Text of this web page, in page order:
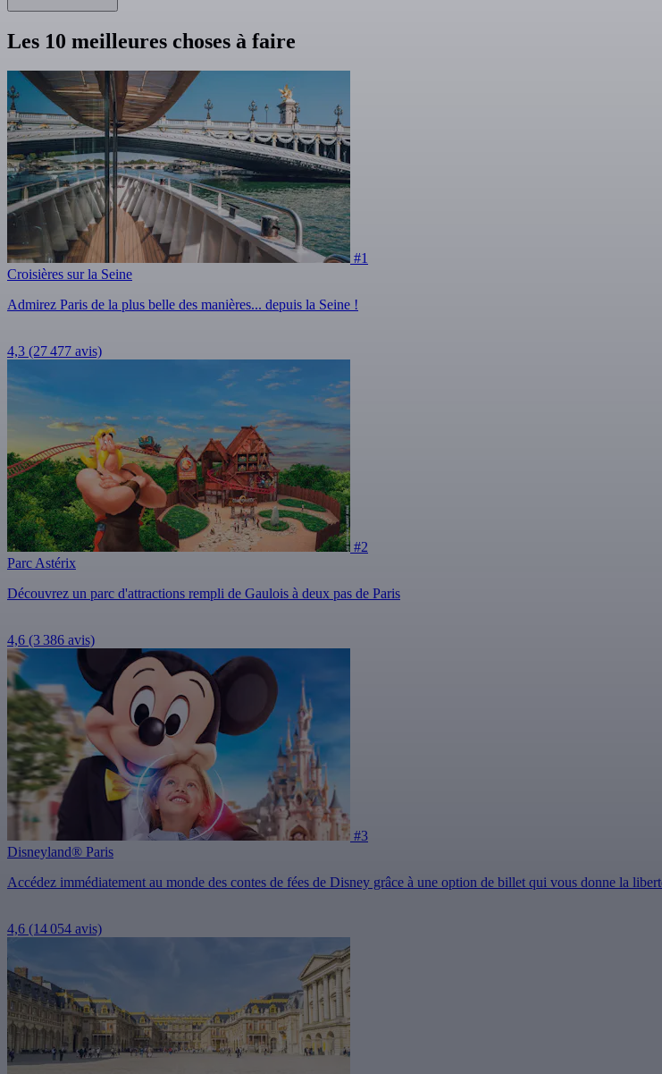
Les 10 meilleures choses à faire
#1
Croisières sur la Seine
Admirez Paris de la plus belle des manières... depuis la Seine !
4,3 (27 477 avis)
#2
Parc Astérix
Découvrez un parc d'attractions rempli de Gaulois à deux pas de Paris
4,6 (3 386 avis)
#3
Disneyland® Paris
Accédez immédiatement au monde des contes de fées de Disney grâce à une option de billet qui vous donne la
4,6 (14 054 avis)